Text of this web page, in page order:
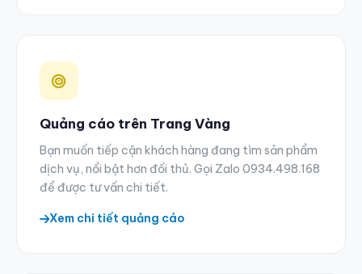
Quảng cáo trên Trang Vàng
Bạn muốn tiếp cận khách hàng đang tìm sản phẩm
dịch vụ, nổi bật hơn đối thủ. Gọi Zalo 0934.498.168
để được tư vấn chi tiết.
Xem chi tiết quảng cáo